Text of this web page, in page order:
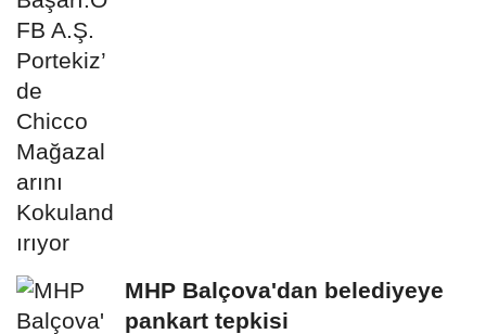
MHP Balçova'dan belediyeye
pankart tepkisi